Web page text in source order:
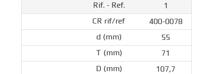
1
400-0078
55
71
107,7